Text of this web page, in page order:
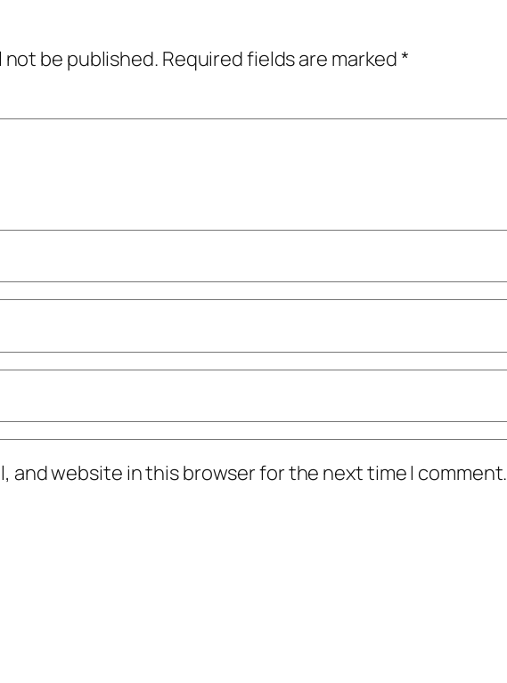
not be published. Required fields are marked*
and website in this browser for the next time I comment.